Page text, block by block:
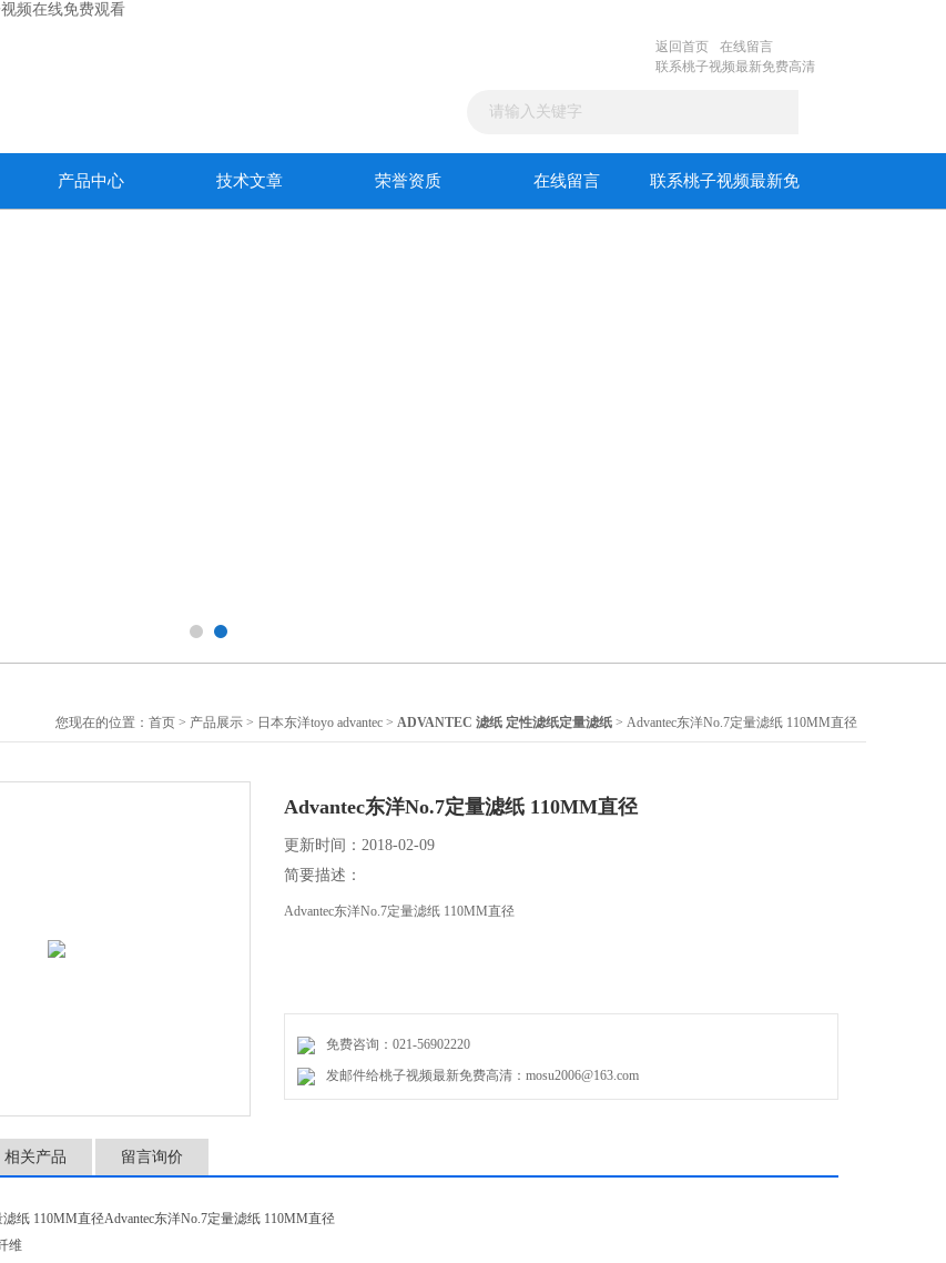
频在线免费观看
返回首页
在线留言
联系桃子视频最新免费高清
产品中心 技术文章 荣誉资质 在线留言 联系桃子视频最新免
您现在的位置： 首页 > 产品展示 > 日本东洋toyo advantec > ADVANTEC 滤纸 定性滤纸定量滤纸 > Advantec东洋No.7定量滤纸 110MM直径
Advantec东洋No.7定量滤纸 110MM直径
更新时间：2018-02-09
简要描述：
Advantec东洋No.7定量滤纸 110MM直径
免费咨询：021-56902220
发邮件给桃子视频最新免费高清：mosu2006@163.com
相关产品 留言询价
滤纸 110MM直径Advantec东洋No.7定量滤纸 110MM直径
维